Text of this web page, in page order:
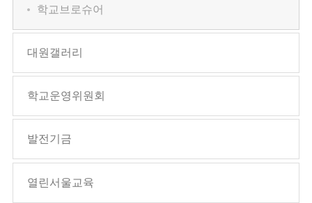
학교브로슈어
대원갤러리
학교운영위원회
발전기금
열린서울교육